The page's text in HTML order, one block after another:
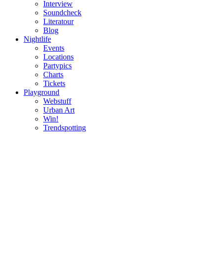
Interview
Soundcheck
Literatour
Blog
Nightlife
Events
Locations
Partypics
Charts
Tickets
Playground
Webstuff
Urban Art
Win!
Trendspotting